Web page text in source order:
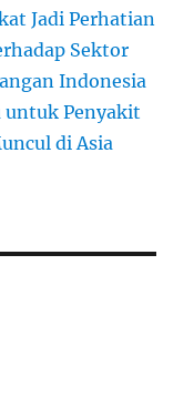
Jadi Perhatian
Sektor
Indonesia
untuk Penyakit
di Asia